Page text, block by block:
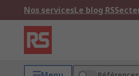
Nos servicesLe blog RS